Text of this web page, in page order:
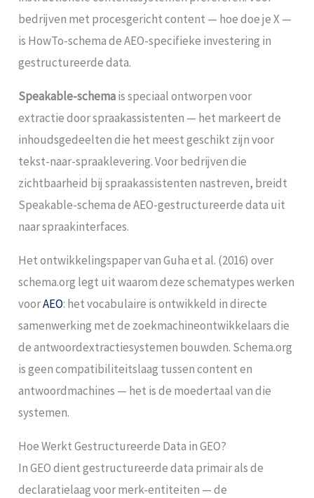
bedrijven met procesgericht content — hoe doe je X —
is HowTo-schema de AEO-specifieke investering in
gestructureerde data.
Speakable-schemais speciaal ontworpen voor
extractie door spraakassistenten — het markeert de
inhoudsgedeelten die het meest geschikt zijn voor
tekst-naar-spraaklevering. Voor bedrijven die
zichtbaarheid bij spraakassistenten nastreven, breidt
Speakable-schema de AEO-gestructureerde data uit
naar spraakinterfaces.
Het ontwikkelingspaper van Guha et al. (2016) over
schema.org legt uit waarom deze schematypes werken
voorAEO: het vocabulaire is ontwikkeld in directe
samenwerking met de zoekmachineontwikkelaars die
de antwoordextractiesystemen bouwden. Schema.org
is geen compatibiliteitslaag tussen content en
antwoordmachines — het is de moedertaal van die
systemen.
Hoe Werkt Gestructureerde Data in GEO?
In GEO dient gestructureerde data primair als de
declaratielaag voor merk-entiteiten — de